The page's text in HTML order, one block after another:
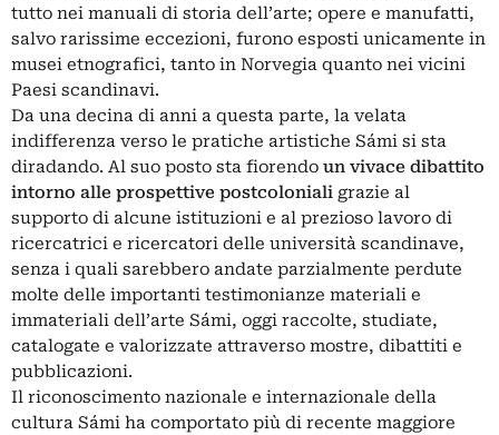
tutto nei manuali di storia dell’arte; opere e manufatti,
salvo rarissime eccezioni, furono esposti unicamente in
musei etnografici, tanto in Norvegia quanto nei vicini
Paesi scandinavi.
Da una decina di anni a questa parte, la velata
indifferenza verso le pratiche artistiche Sámi si sta
diradando. Al suo posto sta fiorendo un vivace dibattito
intorno alle prospettive postcoloniali grazie al
supporto di alcune istituzioni e al prezioso lavoro di
ricercatrici e ricercatori delle università scandinave,
senza i quali sarebbero andate parzialmente perdute
molte delle importanti testimonianze materiali e
immateriali dell’arte Sámi, oggi raccolte, studiate,
catalogate e valorizzate attraverso mostre, dibattiti e
pubblicazioni.
Il riconoscimento nazionale e internazionale della
cultura Sámi ha comportato più di recente maggiore